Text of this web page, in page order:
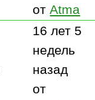
отAtma
16 лет 5
недель
назад
от